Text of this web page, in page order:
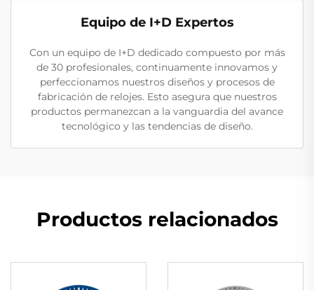
Equipo de I+D Expertos
Con un equipo de I+D dedicado compuesto por más
de 30 profesionales, continuamente innovamos y
perfeccionamos nuestros diseños y procesos de
fabricación de relojes. Esto asegura que nuestros
productos permanezcan a la vanguardia del avance
tecnológico y las tendencias de diseño.
Productos relacionados